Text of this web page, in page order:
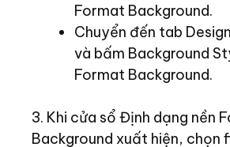
Format Background.
Chuyển đến tab
và bấm Background
Format Background.
3. Khi cửa sổ Định dạng nền
Background xuất hiện, chọn